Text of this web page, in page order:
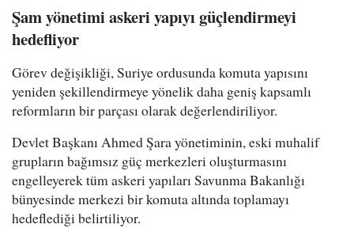
Şam yönetimi askeri yapıyı güçlendirmeyi
hedefliyor
Görev değişikliği, Suriye ordusunda komuta yapısını
yeniden şekillendirmeye yönelik daha geniş kapsamlı
reformların bir parçası olarak değerlendiriliyor.
Devlet Başkanı Ahmed Şara yönetiminin, eski muhalif
grupların bağımsız güç merkezleri oluşturmasını
engelleyerek tüm askeri yapıları Savunma Bakanlığı
bünyesinde merkezi bir komuta altında toplamayı
hedeflediği belirtiliyor.